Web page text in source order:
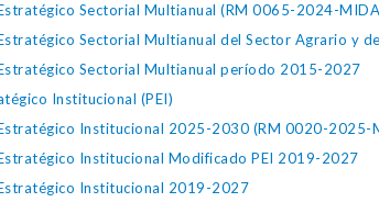
Sectorial Multianual (RM 0065-2024-
Sectorial Multianual del Sector Agrario y
Sectorial Multianual período 2015-2027
Institucional (PEI)
Institucional 2025-2030 (RM 0020-2025-
Institucional Modificado PEI 2019-2027
Institucional 2019-2027